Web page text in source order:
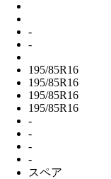
-
-
195/85R16
195/85R16
195/85R16
195/85R16
-
-
-
-
スペア